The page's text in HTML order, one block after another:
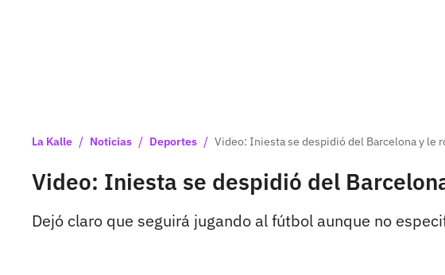
La Kalle / Noticias / Deportes / Video: Iniesta se despidió del Barcelona y le
Video: Iniesta se despidió del
Dejó claro que seguirá jugando al fútbol aunque no